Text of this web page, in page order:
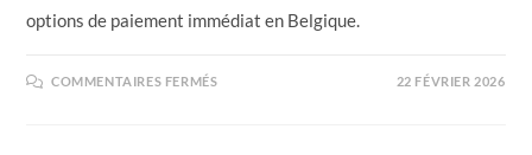
options de paiement immédiat en Belgique.
COMMENTAIRES FERMÉS 22 FÉVRIER 2026